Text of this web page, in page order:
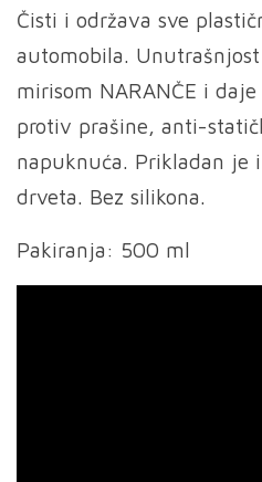
Čisti i održava sve
automobila.
mirisom NARANČE i
protiv prašine, anti-
napuknuća. Prikladan je
drveta. Bez silikona.
Pakiranja: 500 ml